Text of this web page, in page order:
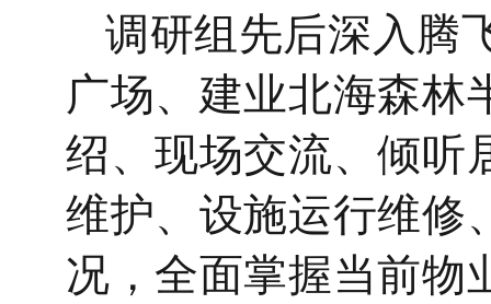
调研组先后深入腾
广场、建业北海森林
绍、现场交流、倾听
维护、设施运行维修
况，全面掌握当前物